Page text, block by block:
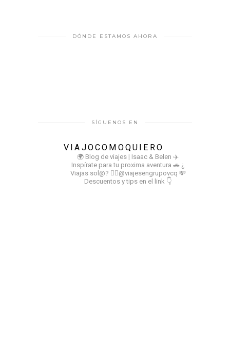
DÓNDE ESTAMOS AHORA
SÍGUENOS EN
VIAJOCOMOQUIERO
🌍 Blog de viajes | Isaac & Belen ✈️
Inspírate para tu proxima aventura 🚗 ¿
Viajas sol@? 👉🏻@viajesengrupovcq 💸
Descuentos y tips en el link 👇